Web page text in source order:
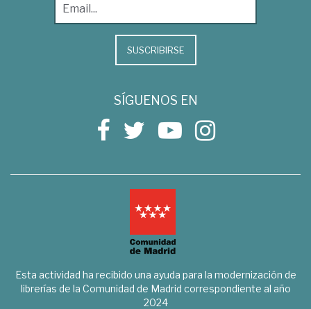
SUSCRIBIRSE
SÍGUENOS EN
Esta actividad ha recibido una ayuda para la modernización de
librerías de la Comunidad de Madrid correspondiente al año
2024